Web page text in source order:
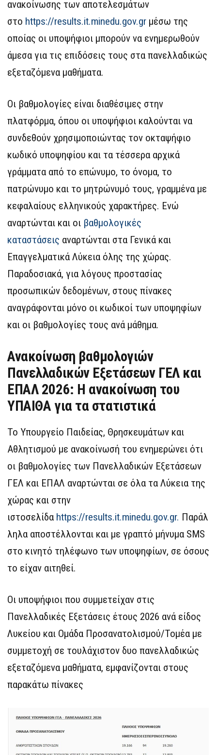
ανακοίνωσης των αποτελεσμάτων
στο https://results.it.minedu.gov.gr μέσω της
οποίας οι υποψήφιοι μπορούν να ενημερωθούν
άμεσα για τις επιδόσεις τους στα πανελλαδικώς
εξεταζόμενα μαθήματα.
Οι βαθμολογίες είναι διαθέσιμες στην
πλατφόρμα, όπου οι υποψήφιοι καλούνται να
συνδεθούν χρησιμοποιώντας τον οκταψήφιο
κωδικό υποψηφίου και τα τέσσερα αρχικά
γράμματα από το επώνυμο, το όνομα, το
πατρώνυμο και το μητρώνυμό τους, γραμμένα με
κεφαλαίους ελληνικούς χαρακτήρες. Ενώ
αναρτώνται και οι βαθμολογικές
καταστάσεις αναρτώνται στα Γενικά και
Επαγγελματικά Λύκεια όλης της χώρας.
Παραδοσιακά, για λόγους προστασίας
προσωπικών δεδομένων, στους πίνακες
αναγράφονται μόνο οι κωδικοί των υποψηφίων
και οι βαθμολογίες τους ανά μάθημα.
Ανακοίνωση βαθμολογιών
Πανελλαδικών Εξετάσεων ΓΕΛ και
ΕΠΑΛ 2026: Η ανακοίνωση του
ΥΠΑΙΘΑ για τα στατιστικά
Το Υπουργείο Παιδείας, Θρησκευμάτων και
Αθλητισμού με ανακοίνωσή του ενημερώνει ότι
οι βαθμολογίες των Πανελλαδικών Εξετάσεων
ΓΕΛ και ΕΠΑΛ αναρτώνται σε όλα τα Λύκεια της
χώρας και στην
ιστοσελίδα https://results.it.minedu.gov.gr. Παράλ
ληλα αποστέλλονται και με γραπτό μήνυμα SMS
στο κινητό τηλέφωνο των υποψηφίων, σε όσους
το είχαν αιτηθεί.
Οι υποψήφιοι που συμμετείχαν στις
Πανελλαδικές Εξετάσεις έτους 2026 ανά είδος
Λυκείου και Ομάδα Προσανατολισμού/Τομέα με
συμμετοχή σε τουλάχιστον δυο πανελλαδικώς
εξεταζόμενα μαθήματα, εμφανίζονται στους
παρακάτω πίνακες